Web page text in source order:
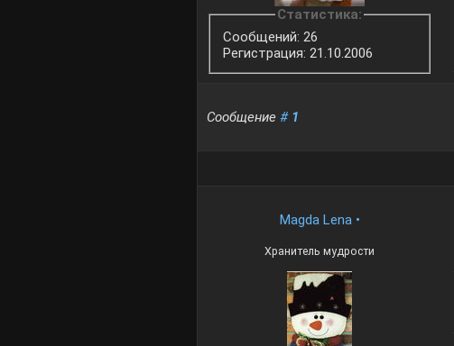
Статистика:
Сообщений: 26
Регистрация: 21.10.2006
Сообщение# 1
Magda Lena •
Хранитель мудрости